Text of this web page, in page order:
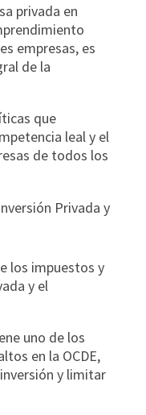
privada en
empresas, es
de la
que
leal y el
de todos los
Privada y
los impuestos y
y el
uno de los
en la OCDE,
y limitar